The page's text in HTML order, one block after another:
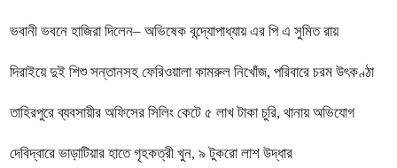
ভবানী ভবনে হাজিরা দিলেন– অভিষেক বন্দ্যোপাধ্যায় এর পি এ সুমিত রায়
দিরাইয়ে দুই শিশু সন্তানসহ ফেরিওয়ালা কামরুল নিখোঁজ, পরিবারে চরম উৎকণ্ঠা
তাহিরপুরে ব্যবসায়ীর অফিসের সিলিং কেটে ৫ লাখ টাকা চুরি, থানায় অভিযোগ
দেবিদ্বারে ভাড়াটিয়ার হাতে গৃহকত্রী খুন, ৯ টুকরো লাশ উদ্ধার